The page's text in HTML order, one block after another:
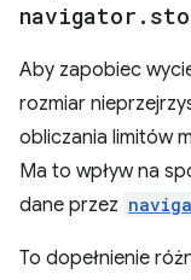
navigator .
Aby zapobiec
rozmiar
obliczania limitów
Ma to wpływ na
dane przez
To dopełnienie